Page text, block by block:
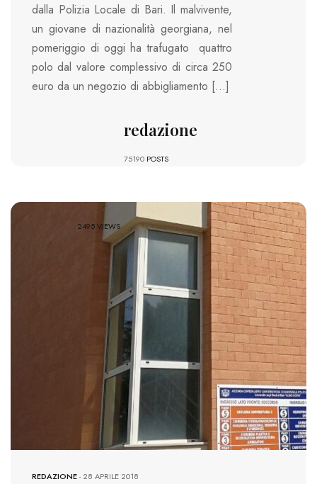
dalla Polizia Locale di Bari. Il malvivente,
un giovane di nazionalità georgiana, nel
pomeriggio di oggi ha trafugato quattro
polo dal valore complessivo di circa 250
euro da un negozio di abbigliamento […]
redazione
75190 POSTS
2495 VIEWS
REDAZIONE-28 APRILE 2018